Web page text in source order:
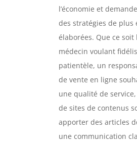
l’économie et
des stratégies de plus
élaborées. Que ce soit
médecin voulant
patientèle, un
de vente en ligne
une qualité de
de sites de contenus
apporter des articles
une communication